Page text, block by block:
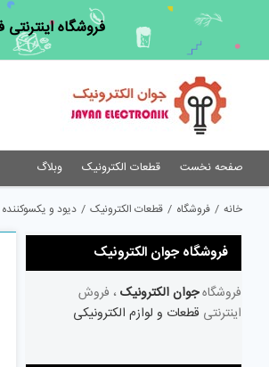
content
فروشگاه
صفحه نخست قطعات الکترونیک وبلاگ
خانه / فروشگاه / قطعات الکترونیک / دیود و یکسوکننده
فروشگاه جوان الکترونیک
فروشگاهجوان الکترونیک ، فروش
اینترنتی قطعات و لوازم الکترونیکی